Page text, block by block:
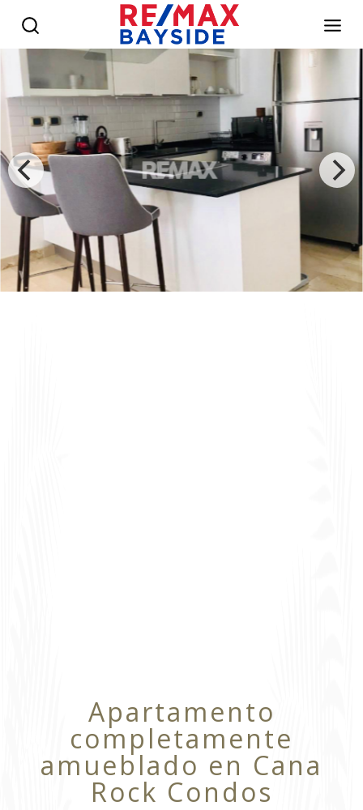
Apartamento
completamente
amueblado en Cana
Rock Condos